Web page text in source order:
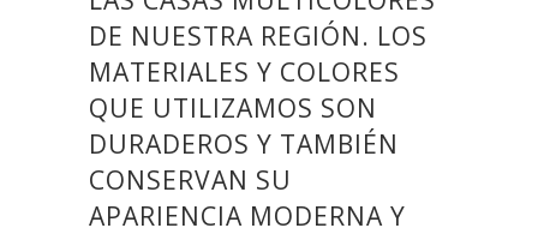
DE NUESTRA REGIÓN. LOS
MATERIALES Y COLORES
QUE UTILIZAMOS SON
DURADEROS Y TAMBIÉN
CONSERVAN SU
APARIENCIA MODERNA Y